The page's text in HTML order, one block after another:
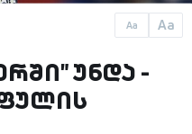
Aa Aa
უნდა -
ფულის